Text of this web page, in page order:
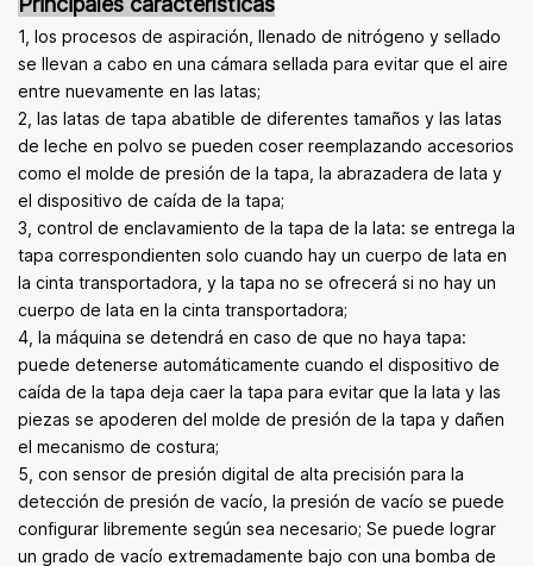
1, los procesos de aspiración, llenado de nitrógeno y sellado
se llevan a cabo en una cámara sellada para evitar que el aire
entre nuevamente en las latas;
2, las latas de tapa abatible de diferentes tamaños y las latas
de leche en polvo se pueden coser reemplazando accesorios
como el molde de presión de la tapa, la abrazadera de lata y
el dispositivo de caída de la tapa;
3, control de enclavamiento de la tapa de la lata: se entrega la
tapa correspondienten solo cuando hay un cuerpo de lata en
la cinta transportadora, y la tapa no se ofrecerá si no hay un
cuerpo de lata en la cinta transportadora;
4, la máquina se detendrá en caso de que no haya tapa:
puede detenerse automáticamente cuando el dispositivo de
caída de la tapa deja caer la tapa para evitar que la lata y las
piezas se apoderen del molde de presión de la tapa y dañen
el mecanismo de costura;
5, con sensor de presión digital de alta precisión para la
detección de presión de vacío, la presión de vacío se puede
configurar libremente según sea necesario; Se puede lograr
un grado de vacío extremadamente bajo con una bomba de